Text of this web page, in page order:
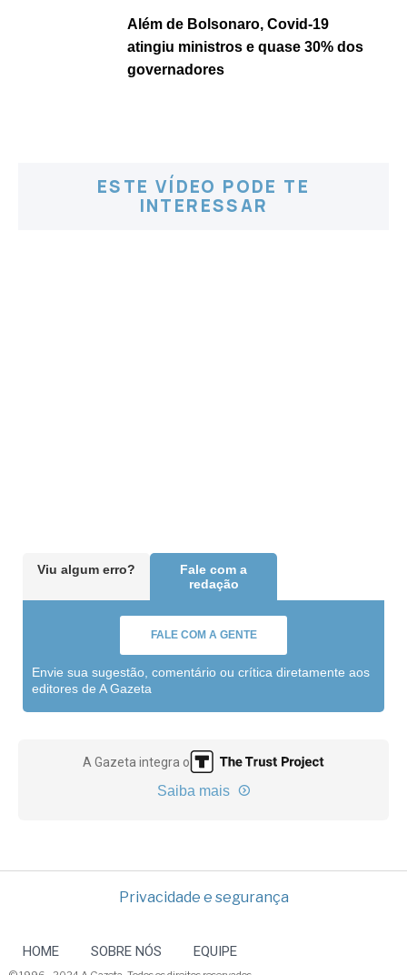
Além de Bolsonaro, Covid-19
atingiu ministros e quase 30% dos
governadores
ESTE VÍDEO PODE TE
INTERESSAR
Viu algum erro?
Fale com a
redação
FALE COM A GENTE
Envie sua sugestão, comentário ou crítica diretamente aos
editores de A Gazeta
A Gazeta integra o
Saiba mais
Privacidade e segurança
HOME SOBRE NÓS EQUIPE